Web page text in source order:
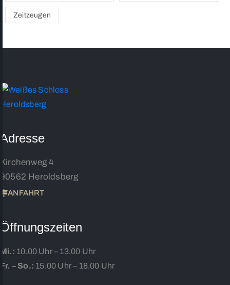
Zeitzeugen
Adresse
Kirchenweg 4
90562 Heroldsberg
ANFAHRT
Öffnungszeiten
Mi.: 10.00 Uhr – 13.00 Uhr
Fr. – So.: 15.00 Uhr – 18.00 Uhr